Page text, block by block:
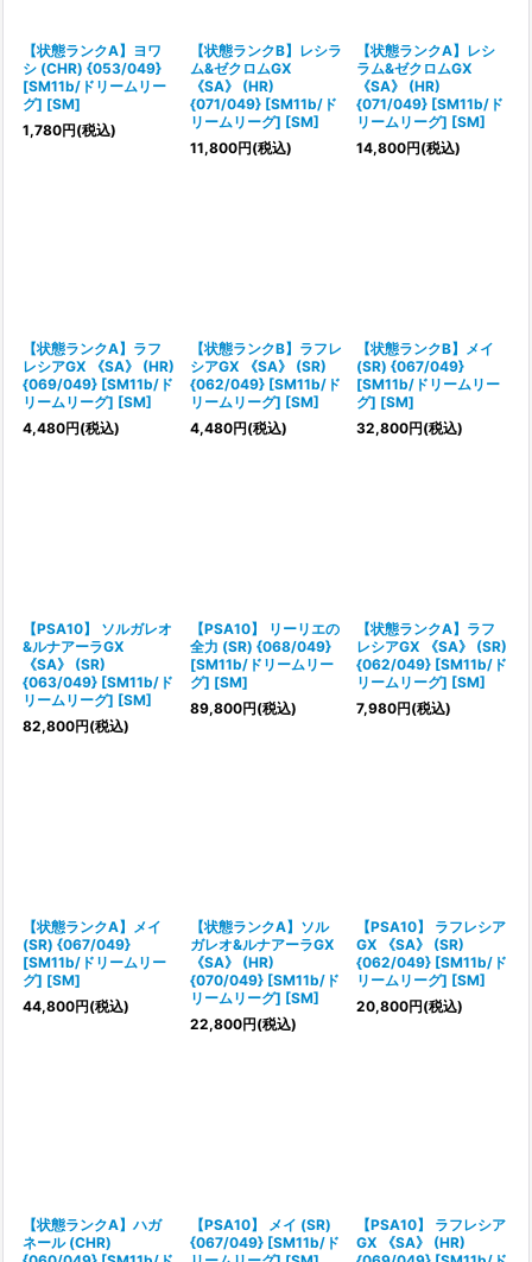
【状態ランクA】ヨワ
シ (CHR) {053/049}
[SM11b/ドリームリー
グ] [SM]
1,780円(税込)
【状態ランクB】レシラ
ム&ゼクロムGX
《SA》 (HR)
{071/049} [SM11b/ド
リームリーグ] [SM]
11,800円(税込)
【状態ランクA】レシ
ラム&ゼクロムGX
《SA》 (HR)
{071/049} [SM11b/ド
リームリーグ] [SM]
14,800円(税込)
【状態ランクA】ラフ
レシアGX 《SA》 (HR)
{069/049} [SM11b/ド
リームリーグ] [SM]
4,480円(税込)
【状態ランクB】ラフレ
シアGX 《SA》 (SR)
{062/049} [SM11b/ド
リームリーグ] [SM]
4,480円(税込)
【状態ランクB】メイ
(SR) {067/049}
[SM11b/ドリームリー
グ] [SM]
32,800円(税込)
【PSA10】 ソルガレオ
&ルナアーラGX
《SA》 (SR)
{063/049} [SM11b/ド
リームリーグ] [SM]
82,800円(税込)
【PSA10】 リーリエの
全力 (SR) {068/049}
[SM11b/ドリームリー
グ] [SM]
89,800円(税込)
【状態ランクA】ラフ
レシアGX 《SA》 (SR)
{062/049} [SM11b/ド
リームリーグ] [SM]
7,980円(税込)
【状態ランクA】メイ
(SR) {067/049}
[SM11b/ドリームリー
グ] [SM]
44,800円(税込)
【状態ランクA】ソル
ガレオ&ルナアーラGX
《SA》 (HR)
{070/049} [SM11b/ド
リームリーグ] [SM]
22,800円(税込)
【PSA10】 ラフレシア
GX 《SA》 (SR)
{062/049} [SM11b/ド
リームリーグ] [SM]
20,800円(税込)
【状態ランクA】ハガ
ネール (CHR)
【PSA10】 メイ (SR)
{067/049} [SM11b/ド
【PSA10】 ラフレシア
GX 《SA》 (HR)